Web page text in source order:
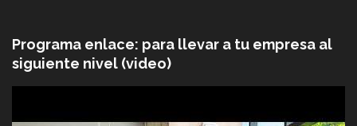
Programa enlace: para llevar a tu empresa al
siguiente nivel (video)